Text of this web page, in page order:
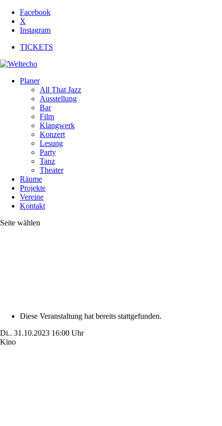
Facebook
X
Instagram
TICKETS
Planer
All That Jazz
Ausstellung
Bar
Film
Klangwerk
Konzert
Lesung
Party
Tanz
Theater
Räume
Projekte
Vereine
Kontakt
Seite wählen
Diese Veranstaltung hat bereits stattgefunden.
Di.. 31.10.2023 16:00 Uhr
Kino